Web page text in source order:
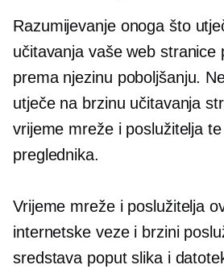
Razumijevanje onoga što
učitavanja vaše web stranice
prema njezinu poboljšanju.
utječe na brzinu učitavanja
vrijeme mreže i poslužitelja
preglednika.
Vrijeme mreže i poslužitelja
internetske veze i brzini
sredstava poput slika i